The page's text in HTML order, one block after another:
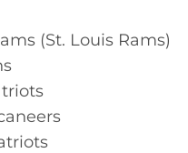
(St. Louis Rams)